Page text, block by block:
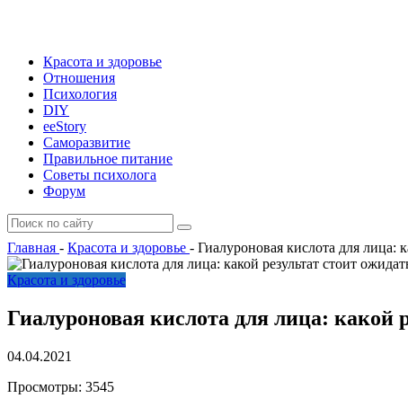
Красота и здоровье
Отношения
Психология
DIY
ееStory
Саморазвитие
Правильное питание
Советы психолога
Форум
Главная - Красота и здоровье - Гиалуроновая кислота для лица:
Красота и здоровье
Гиалуроновая кислота для лица: какой
04.04.2021
Просмотры: 3545